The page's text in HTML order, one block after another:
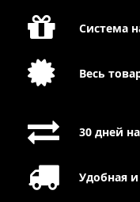
Система
Весь
30 дней
Удобная